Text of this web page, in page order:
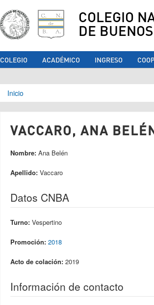
COLEGIO
DE
COLEGIO ACADÉMICO INGRESO
Se encuentra usted
Inicio
VACCARO, ANA
Nombre: Ana Belén
Apellido: Vaccaro
Datos CNBA
Turno: Vespertino
Promoción: 2018
Acto de colación: 2019
Información de contacto